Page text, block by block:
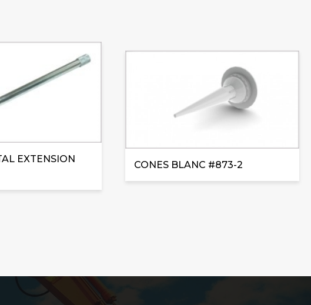
EXTENSION
CONES BLANC #873-2